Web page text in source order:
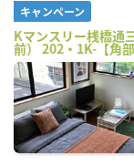
キャンペーン
Kマンスリー桟橋通
前） 202・1K-【角